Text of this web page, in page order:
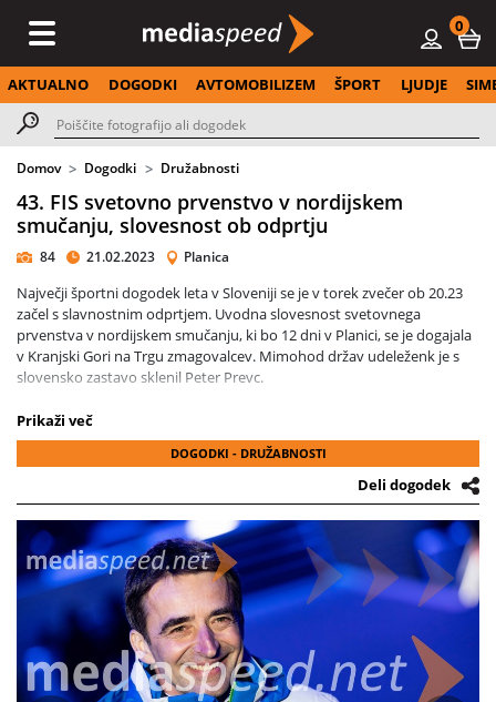
0
AKTUALNO DOGODKI AVTOMOBILIZEM ŠPORT LJUDJE
Domov Dogodki Družabnosti
43. FIS svetovno prvenstvo v nordijskem
smučanju, slovesnost ob odprtju
84 21.02.2023 Planica
Največji športni dogodek leta v Sloveniji se je v torek zvečer ob 20.23
začel s slavnostnim odprtjem. Uvodna slovesnost svetovnega
prvenstva v nordijskem smučanju, ki bo 12 dni v Planici, se je dogajala
v Kranjski Gori na Trgu zmagovalcev. Mimohod držav udeleženk je s
slovensko zastavo sklenil Peter Prevc.
Na slavnostnem odprtju prvenstva je v Kranjski Gori, na prireditvi, ki ni
bila samo športna, ampak pravi glasbeni spektakel, sodelovalo več kot
130 nastopajočih. Med njimi so bili skupina Laibach, ansambel Saša
Na odru je bila kulisa Triglava, naš dom, ki nas povezuje. Kot prva je na
oder prišla citrarka Irena Anžič, ki je navdušila s svojo nežnostjo in
belino, ob njej je pesem z elegantnim vokalom obogatil Boris Benko
(Laibach in Silence). Ko so se drugič odprla vrata, je na oder stopil
Milan Fras (glavni pevec skupine Laibach). Pozornost se je usmerila še
na Severo Gjurin. Ob koncu prvega glasbeno-umetniškega spektakla
pa je na oder prišel tudi Tomi Meglič (Siddharta). Zapeli so priredbo
pesmi Oj, Triglav, moj dom.
Prikaži več
DOGODKI - DRUŽABNOSTI
Deli dogodek